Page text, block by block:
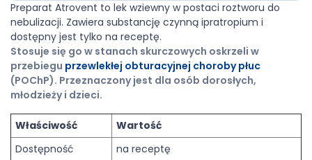
Preparat Atrovent to lek wziewny w postaci roztworu do
nebulizacji. Zawiera substancję czynną ipratropium i
dostępny jest tylko na receptę.
Stosuje się go w stanach skurczowych oskrzeli w
przebiegu przewlekłej obturacyjnej choroby płuc
(POChP). Przeznaczony jest dla osób dorosłych,
młodzieży i dzieci.
Właściwość
Wartość
Dostępność
na receptę